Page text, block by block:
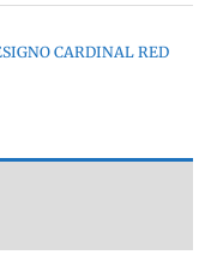
CARDINAL RED